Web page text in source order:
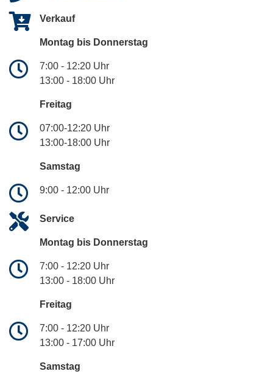
Verkauf
Montag bis Donnerstag
7:00 - 12:20 Uhr
13:00 - 18:00 Uhr
Freitag
07:00-12:20 Uhr
13:00-18:00 Uhr
Samstag
9:00 - 12:00 Uhr
Service
Montag bis Donnerstag
7:00 - 12:20 Uhr
13:00 - 18:00 Uhr
Freitag
7:00 - 12:20 Uhr
13:00 - 17:00 Uhr
Samstag